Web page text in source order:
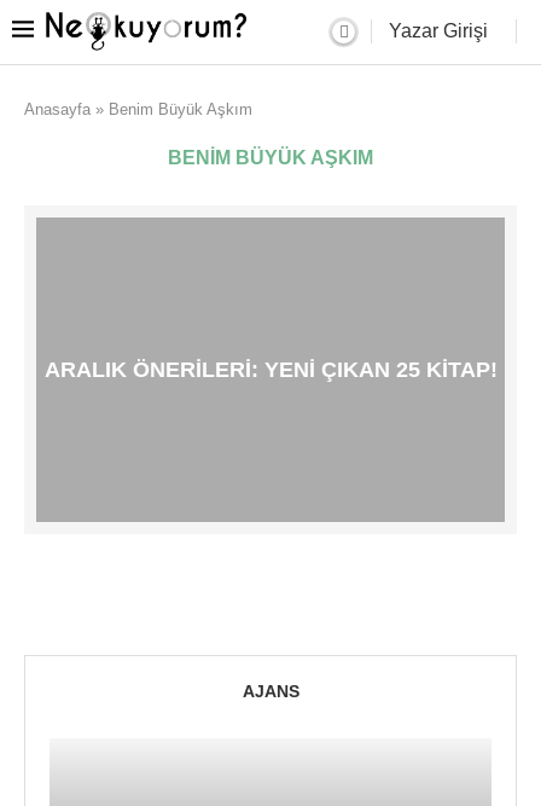
Yazar Girişi
Anasayfa » Benim Büyük Aşkım
BENIM BÜYÜK AŞKIM
ARALIK ÖNERILERI: YENI ÇIKAN 25 KITAP!
AJANS